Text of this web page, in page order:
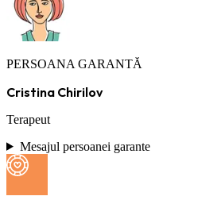
PERSOANA GARANTĂ
Cristina Chirilov
Terapeut
Mesajul persoanei garante